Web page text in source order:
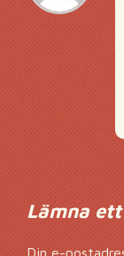
Lämna
Din e-